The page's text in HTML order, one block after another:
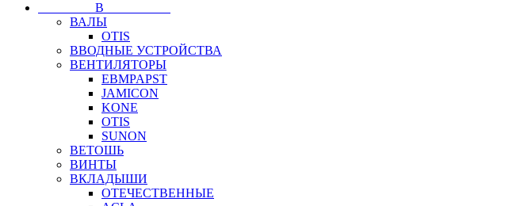
⠀⠀⠀⠀⠀⠀В⠀⠀⠀⠀⠀⠀⠀
ВАЛЫ
OTIS
ВВОДНЫЕ УСТРОЙСТВА
ВЕНТИЛЯТОРЫ
EBMPAPST
JAMICON
KONE
OTIS
SUNON
ВЕТОШЬ
ВИНТЫ
ВКЛАДЫШИ
ОТЕЧЕСТВЕННЫЕ